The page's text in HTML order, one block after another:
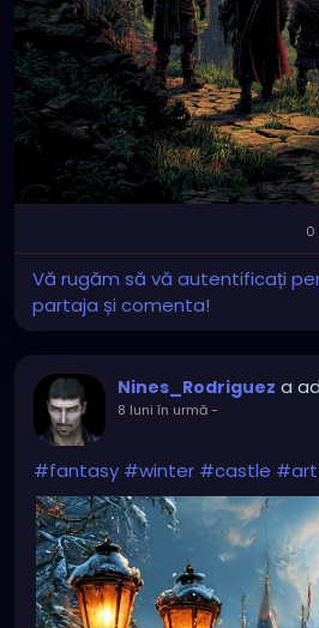
0
Vă rugăm să vă autentificați
partaja și comenta!
Nines_Rodriguez a
8 luni în urmă-
#fantasy #winter #castle #art